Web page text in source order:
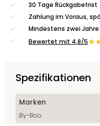
30 Tage Rückgabefrist
Zahlung im Voraus,
Mindestens zwei
Bewertet mit 4,8/5
Spezifikationen
Marken
By-Boo